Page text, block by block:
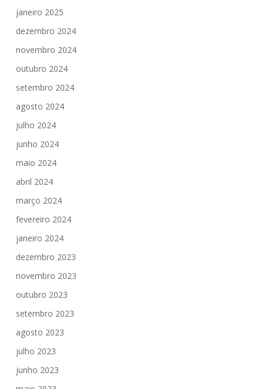
janeiro 2025
dezembro 2024
novembro 2024
outubro 2024
setembro 2024
agosto 2024
julho 2024
junho 2024
maio 2024
abril 2024
março 2024
fevereiro 2024
janeiro 2024
dezembro 2023
novembro 2023
outubro 2023
setembro 2023
agosto 2023
julho 2023
junho 2023